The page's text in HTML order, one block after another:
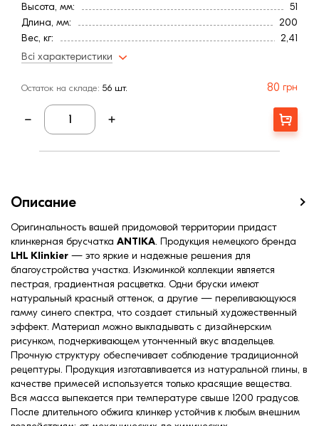
Высота, мм:
51
Длина, мм:
200
Вес, кг:
2,41
Ширина, мм:
Штук на поддоне:
720
Цвет
Пестрый
Фактура
Гладкая
Всі характеристики
Остаток на складе: 56 шт. 80 грн
Купити
Описание
Оригинальность вашей придомовой территории придаст
клинкерная брусчатка ANTIKA. Продукция немецкого бренда
LHL Klinkier — это яркие и надежные решения для
благоустройства участка. Изюминкой коллекции является
пестрая, градиентная расцветка. Одни бруски имеют
натуральный красный оттенок, а другие — переливающуюся
гамму синего спектра, что создает стильный художественный
эффект. Материал можно выкладывать с дизайнерским
рисунком, подчеркивающем утонченный вкус владельцев.
Прочную структуру обеспечивает соблюдение традиционной
рецептуры. Продукция изготавливается из натуральной глины, в
качестве примесей используется только красящие вещества.
Вся масса выпекается при температуре свыше 1200 градусов.
После длительного обжига клинкер устойчив к любым внешним